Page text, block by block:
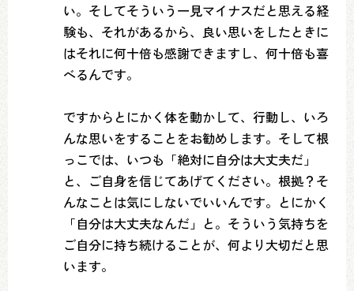
い。そしてそういう一見マイナスだと思える経
験も、それがあるから、良い思いをしたときに
はそれに何十倍も感謝できますし、何十倍も喜
べるんです。
ですからとにかく体を動かして、行動し、いろ
んな思いをすることをお勧めします。そして根
っこでは、いつも「絶対に自分は大丈夫だ」
と、ご自身を信じてあげてください。根拠？そ
んなことは気にしないでいいんです。とにかく
「自分は大丈夫なんだ」と。そういう気持ちを
ご自分に持ち続けることが、何より大切だと思
います。